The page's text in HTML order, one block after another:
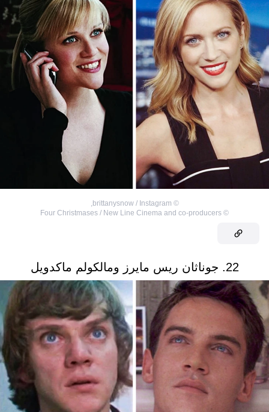
©
brittanysnow / Instagram
©
Four Christmases / New Line Cinema and co-producers
22. جوناثان ريس مايرز ومالكولم ماكدويل